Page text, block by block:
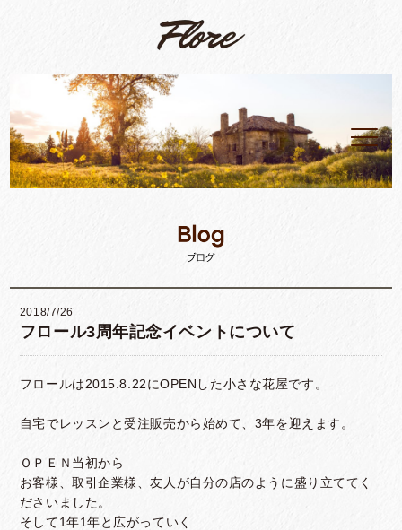
2018/7/26
フロール3周年記念イベントについて
フロールは2015.8.22にOPENした小さな花屋です。
自宅でレッスンと受注販売から始めて、3年を迎えます。
ＯＰＥＮ当初から
お客様、取引企業様、友人が自分の店のように盛り立ててく
ださいました。
そして1年1年と広がっていく